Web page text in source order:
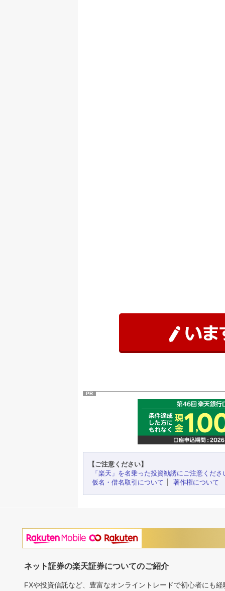
PR
【ご注意ください】
「楽天」を名乗った投資勧誘にご注意くださ
仮名・借名取引について
著作権について
ネット証券の楽天証券についてのご紹介
FXや投資信託など、豊富なオンライントレードで初心者にも